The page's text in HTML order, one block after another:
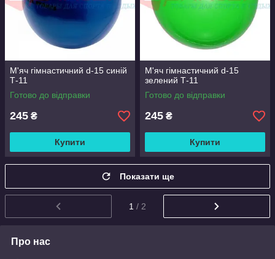
М'яч гімнастичний d-15 синій
Т-11
Готово до відправки
245 ₴
Купити
М'яч гімнастичний d-15
зелений Т-11
Готово до відправки
245 ₴
Купити
Показати ще
1 / 2
Про нас